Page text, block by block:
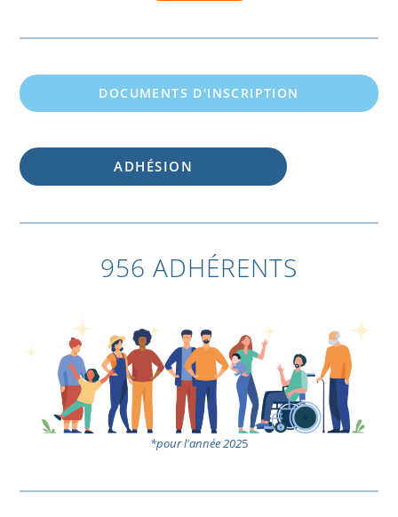
DOCUMENTS D'INSCRIPTION
ADHÉSION
956 ADHÉRENTS
*pour l'année 2025